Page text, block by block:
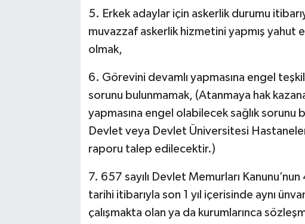
5. Erkek adaylar için askerlik durumu
muvazzaf askerlik hizmetini yapmış yahut
olmak,
6. Görevini devamlı yapmasına engel
sorunu bulunmamak, (Atanmaya hak
yapmasına engel olabilecek sağlık sorunu
Devlet veya Devlet Üniversitesi
raporu talep edilecektir.)
7. 657 sayılı Devlet Memurları
tarihi itibarıyla son 1 yıl içerisinde aynı
çalışmakta olan ya da kurumlarınca